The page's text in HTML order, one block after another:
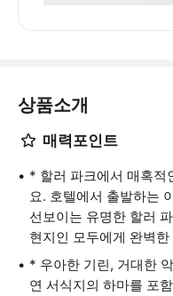
상품소개
매력포인트
* 할러 파크에서 매혹적
요. 호텔에서 출발하는
선보이는 유명한 할러
현지인 모두에게 완벽
* 우아한 기린, 거대한
연 서식지의 하마를 포